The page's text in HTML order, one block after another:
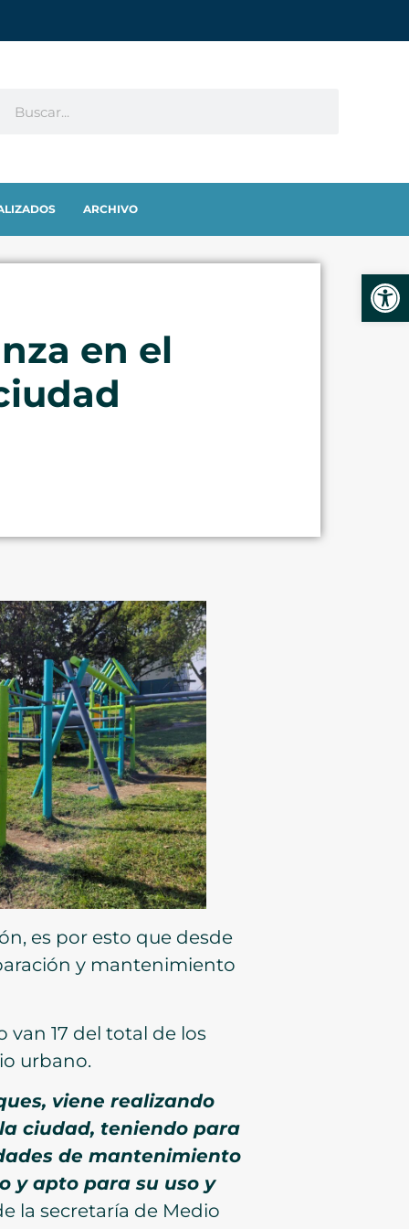
ARCHIVO
en el
es por esto que desde
y mantenimiento
17 del total de los
urbano.
viene realizando
ciudad, teniendo para
de mantenimiento
y apto para su uso y
la secretaría de Medio